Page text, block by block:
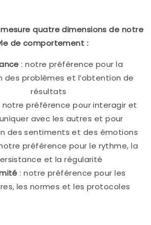
mesure quatre dimensions de notre
de comportement :
: notre préférence pour la
des problèmes et l’obtention de
résultats
notre préférence pour interagir et
avec les autres et pour
des sentiments et des émotions
préférence pour le rythme, la
et la régularité
: notre préférence pour les
les normes et les protocoles